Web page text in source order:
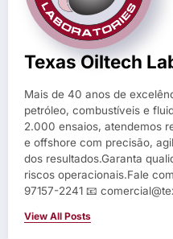
Texas Oiltech
Mais de 40 anos de
petróleo, combustíveis e
2.000 ensaios, atendemos
e offshore com precisão,
dos resultados.Garanta
riscos operacionais.Fale
97157-2241 📧
View All Posts